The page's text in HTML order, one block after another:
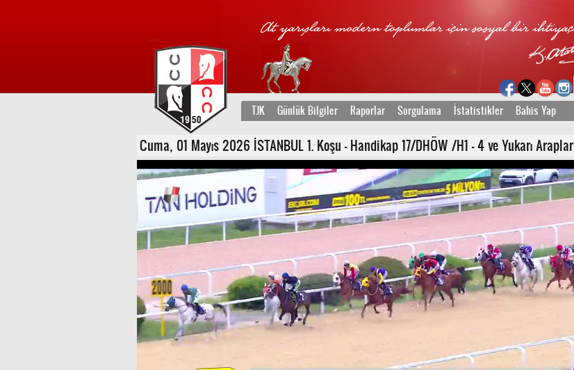
TJK Günlük Bilgiler Raporlar Sorgulama İstatistikler Bahis Yap
Cuma, 01 Mayıs 2026 İSTANBUL 1. Koşu - Handikap 17/DHÖW /H1 - 4 ve Yukarı Araplar